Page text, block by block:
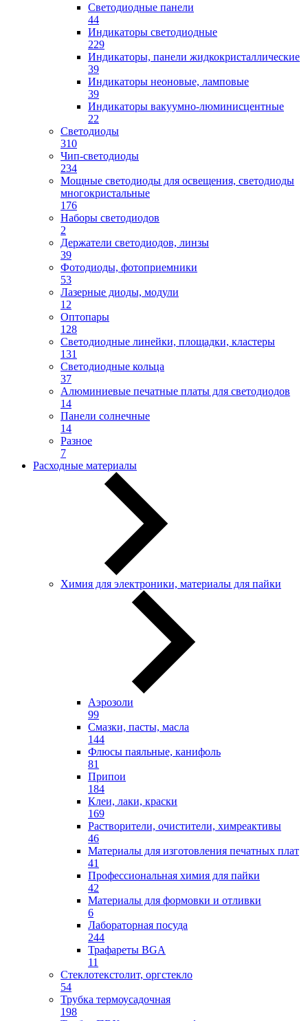
Светодиодные панели
44
Индикаторы светодиодные
229
Индикаторы, панели жидкокристаллические
39
Индикаторы неоновые, ламповые
39
Индикаторы вакуумно-люминисцентные
22
Светодиоды
310
Чип-светодиоды
234
Мощные светодиоды для освещения, светодиоды
многокристальные
176
Наборы светодиодов
2
Держатели светодиодов, линзы
39
Фотодиоды, фотоприемники
53
Лазерные диоды, модули
12
Оптопары
128
Светодиодные линейки, площадки, кластеры
131
Светодиодные кольца
37
Алюминиевые печатные платы для светодиодов
14
Панели солнечные
14
Разное
7
Расходные материалы
Химия для электроники, материалы для пайки
Аэрозоли
99
Смазки, пасты, масла
144
Флюсы паяльные, канифоль
81
Припои
184
Клеи, лаки, краски
169
Растворители, очистители, химреактивы
46
Материалы для изготовления печатных плат
41
Профессиональная химия для пайки
42
Материалы для формовки и отливки
6
Лабораторная посуда
244
Трафареты BGA
11
Стеклотекстолит, оргстекло
54
Трубка термоусадочная
198